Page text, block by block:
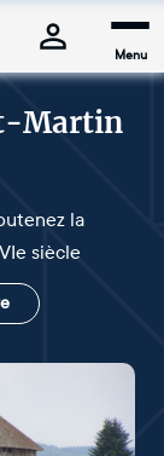
Menu
Martin
la
siècle